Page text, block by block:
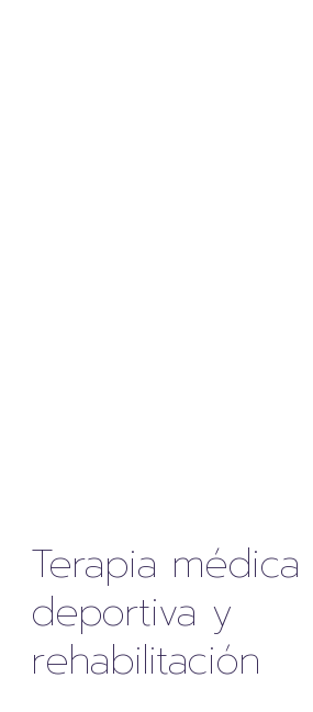
Terapia médica
deportiva y
rehabilitación